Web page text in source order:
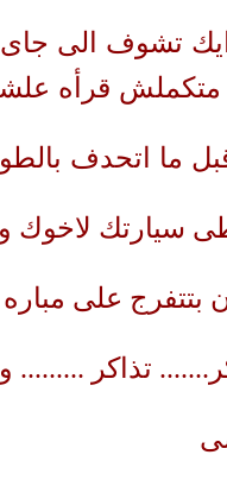
تشوف الى
متكملش قرأه
قبل ما اتحدف
سيارتك لاخوك
بتتفرج على مباره
تذاكر .........